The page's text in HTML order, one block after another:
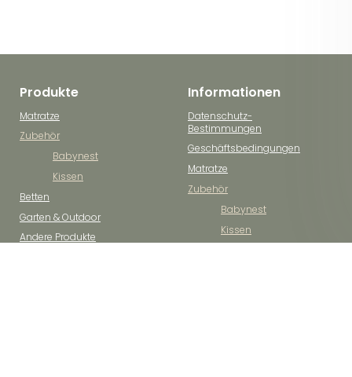
Produkte
Matratze
Zubehör
Babynest
Kissen
Betten
Garten & Outdoor
Andere Produkte
Informationen
Datenschutz-
Bestimmungen
Geschäftsbedingungen
Matratze
Zubehör
Babynest
Kissen